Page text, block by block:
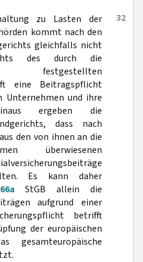
32
zu Lasten der
kommt nach den
gleichfalls nicht
des durch die
festgestellten
eine Beitragspflicht
Unternehmen und ihre
ergeben die
dass nach
den von ihnen an die
überwiesenen
Es kann daher
StGB allein die
aufgrund einer
betrifft
der europäischen
gesamteuropäische